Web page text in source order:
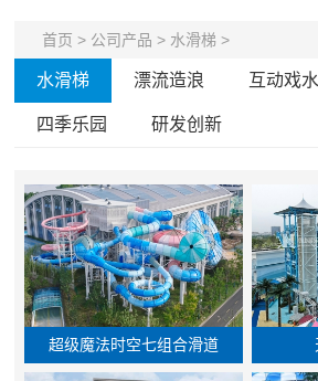
首页 > 公司产品 > 水滑梯 >
水滑梯 漂流造浪 互动戏水
四季乐园 研发创新
超级魔法时空七组合滑道